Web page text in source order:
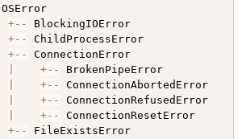
OSError
+- -
BlockingIOError
+- -
ChildProcessError
+- -
ConnectionError
+- -
BrokenPipeError
+- -
ConnectionAbortedError
+- -
ConnectionRefusedError
+- -
ConnectionResetError
+- -
FileExistsError